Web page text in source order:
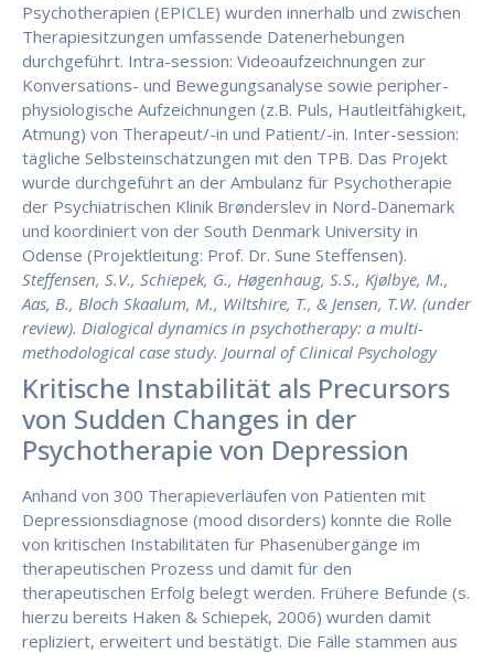
Psychotherapien (EPICLE) wurden innerhalb und zwischen
Therapiesitzungen umfassende Datenerhebungen
durchgeführt. Intra-session: Videoaufzeichnungen zur
Konversations- und Bewegungsanalyse sowie peripher-
physiologische Aufzeichnungen (z.B. Puls, Hautleitfähigkeit,
Atmung) von Therapeut/-in und Patient/-in. Inter-session:
tägliche Selbsteinschätzungen mit den TPB. Das Projekt
wurde durchgeführt an der Ambulanz für Psychotherapie
der Psychiatrischen Klinik Brønderslev in Nord-Dänemark
und koordiniert von der South Denmark University in
Odense (Projektleitung: Prof. Dr. Sune Steffensen).
Steffensen, S.V., Schiepek, G., Høgenhaug, S.S., Kjølbye, M.,
Aas, B., Bloch Skaalum, M., Wiltshire, T., & Jensen, T.W. (under
review). Dialogical dynamics in psychotherapy: a multi-
methodological case study. Journal of Clinical Psychology
Kritische Instabilität als Precursors
von Sudden Changes in der
Psychotherapie von Depression
Anhand von 300 Therapieverläufen von Patienten mit
Depressionsdiagnose (mood disorders) konnte die Rolle
von kritischen Instabilitäten für Phasenübergänge im
therapeutischen Prozess und damit für den
therapeutischen Erfolg belegt werden. Frühere Befunde (s.
hierzu bereits Haken & Schiepek, 2006) wurden damit
repliziert, erweitert und bestätigt. Die Fälle stammen aus